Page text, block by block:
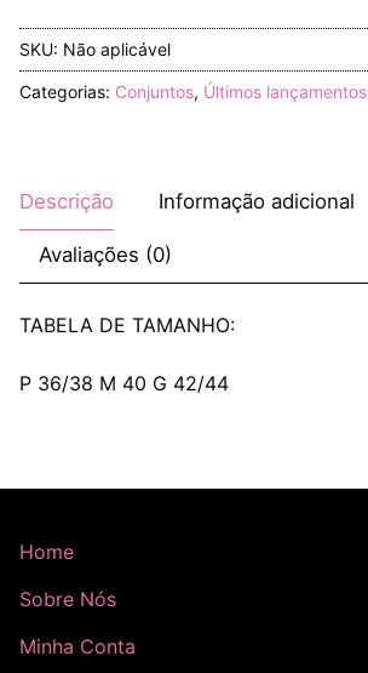
SKU: Não aplicável
Categorias: Conjuntos, Últimos lançamentos
Descrição Informação adicional
Avaliações (0)
TABELA DE TAMANHO:
P 36/38 M 40 G 42/44
Home
Sobre Nós
Minha Conta